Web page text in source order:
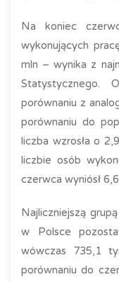
Na koniec
wykonujących
mln – wynika z
porównaniu z
porównaniu do
liczba wzrosła o
liczbie osób
czerwca wyniósł
Najliczniejszą
w Polsce
wówczas 735,1
porównaniu do